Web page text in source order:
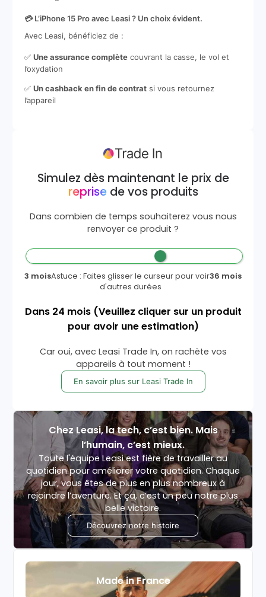
💳 L’iPhone 15 Pro avec Leasi ? Un choix évident.
Avec Leasi, bénéficiez de :
✅ Une assurance complètecouvrant la casse, le vol et
l’oxydation
✅ Un cashback en fin de contratsi vous retournez
l’appareil
Simulez dès maintenant le prix de
reprisede vos produits
Dans combien de temps souhaiterez vous nous
renvoyer ce produit ?
3 moisAstuce : Faites glisser le curseur pour voir
d'autres durées
36 mois
Dans 24 mois (Veuillez cliquer sur un produit
pour avoir une estimation)
Car oui, avec Leasi Trade In, on rachète vos
appareils à tout moment !
En savoir plus sur Leasi Trade In
Chez Leasi, la tech, c’est bien. Mais
l’humain, c’est mieux.
Toute l'équipe Leasi est fière de travailler au
quotidien pour améliorer votre quotidien. Chaque
jour, vous êtes de plus en plus nombreux à
rejoindre l’aventure. Et ça, c’est un peu notre plus
belle victoire.
Découvrez notre histoire
Made in France